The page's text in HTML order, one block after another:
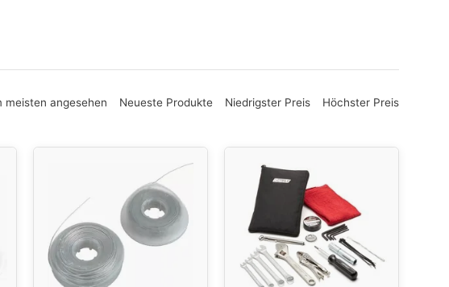
meisten angesehen Neueste Produkte Niedrigster Preis Höchster Preis